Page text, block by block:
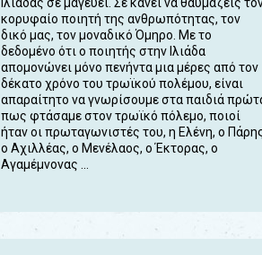
κορυφαίο ποιητή της ανθρωπότητας, τον
δικό μας, τον μοναδικό Όμηρο. Με το
δεδομένο ότι ο ποιητής στην Ιλιάδα
απομονώνει μόνο πενήντα μια μέρες από τον
δέκατο χρόνο του τρωϊκού πολέμου, είναι
απαραίτητο να γνωρίσουμε στα παιδιά
πως φτάσαμε στον τρωϊκό πόλεμο, ποιοί
ήταν οι πρωταγωνιστές του, η Ελένη, ο
ο Αχιλλέας, ο Μενέλαος, ο Έκτορας, ο
Αγαμέμνονας ...